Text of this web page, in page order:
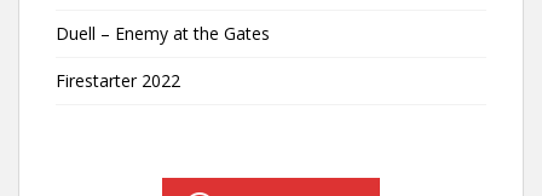
Duell – Enemy at the Gates
Firestarter 2022